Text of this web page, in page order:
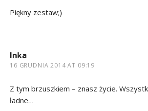
Piękny zestaw;)
Inka
16 GRUDNIA 2014 AT 09:19
Z tym brzuszkiem – znasz życie.
ładne…